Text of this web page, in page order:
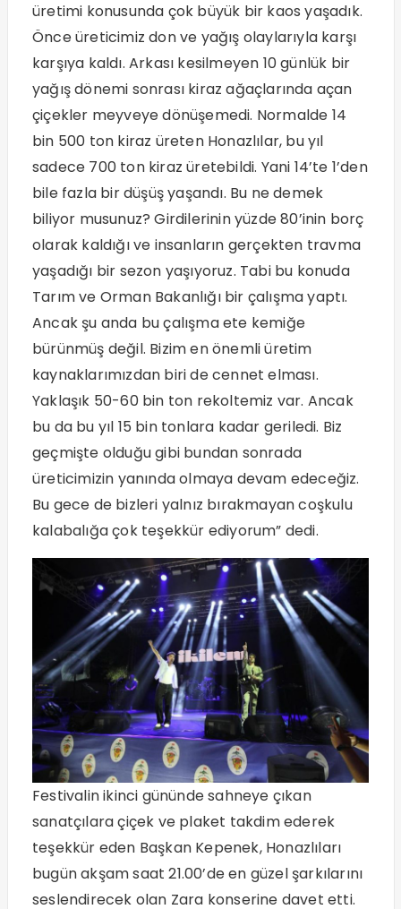
üretimi konusunda çok büyük bir kaos yaşadık.
Önce üreticimiz don ve yağış olaylarıyla karşı
karşıya kaldı. Arkası kesilmeyen 10 günlük bir
yağış dönemi sonrası kiraz ağaçlarında açan
çiçekler meyveye dönüşemedi. Normalde 14
bin 500 ton kiraz üreten Honazlılar, bu yıl
sadece 700 ton kiraz üretebildi. Yani 14’te 1’den
bile fazla bir düşüş yaşandı. Bu ne demek
biliyor musunuz? Girdilerinin yüzde 80’inin borç
olarak kaldığı ve insanların gerçekten travma
yaşadığı bir sezon yaşıyoruz. Tabi bu konuda
Tarım ve Orman Bakanlığı bir çalışma yaptı.
Ancak şu anda bu çalışma ete kemiğe
bürünmüş değil. Bizim en önemli üretim
kaynaklarımızdan biri de cennet elması.
Yaklaşık 50-60 bin ton rekoltemiz var. Ancak
bu da bu yıl 15 bin tonlara kadar geriledi. Biz
geçmişte olduğu gibi bundan sonrada
üreticimizin yanında olmaya devam edeceğiz.
Bu gece de bizleri yalnız bırakmayan coşkulu
kalabalığa çok teşekkür ediyorum” dedi.
Festivalin ikinci gününde sahneye çıkan
sanatçılara çiçek ve plaket takdim ederek
teşekkür eden Başkan Kepenek, Honazlıları
bugün akşam saat 21.00’de en güzel şarkılarını
seslendirecek olan Zara konserine davet etti.